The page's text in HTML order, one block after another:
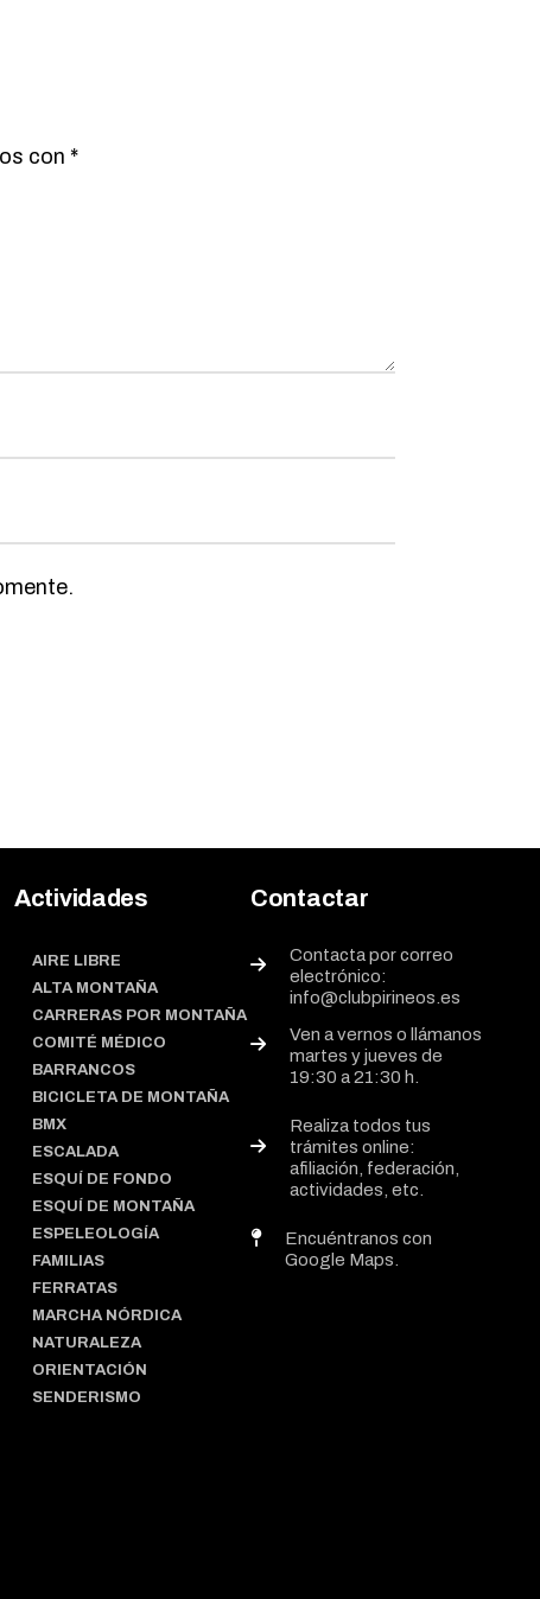
con *
Actividades
AIRE LIBRE
ALTA MONTAÑA
CARRERAS POR MONTAÑA
COMITÉ MÉDICO
BARRANCOS
BICICLETA DE MONTAÑA
BMX
ESCALADA
ESQUÍ DE FONDO
ESQUÍ DE MONTAÑA
ESPELEOLOGÍA
FAMILIAS
FERRATAS
MARCHA NÓRDICA
NATURALEZA
ORIENTACIÓN
SENDERISMO
Contactar
Contacta por correo
electrónico:
info@clubpirineos.es
Ven a vernos o llámanos
martes y jueves de
19:30 a 21:30 h.
Realiza todos tus
trámites online:
afiliación, federación,
actividades, etc.
Encuéntranos con
Google Maps.